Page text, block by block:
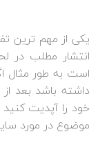
یکی از مهم ترین
انتشار مطلب در
است به طور مثال
داشته باشد بعد
خود را آپدیت
موضوع در مورد